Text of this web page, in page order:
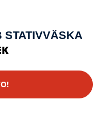
STATIVVÄSKA